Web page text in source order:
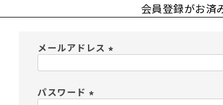
会員登録がお済
メールアドレス
パスワード